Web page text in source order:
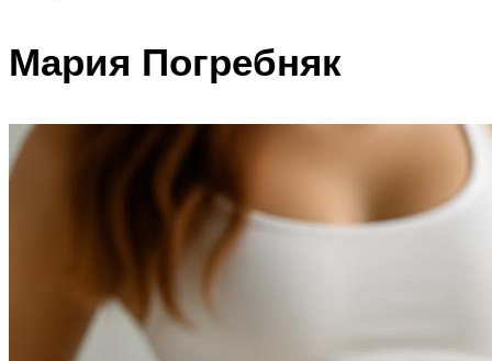
Мария Погребняк